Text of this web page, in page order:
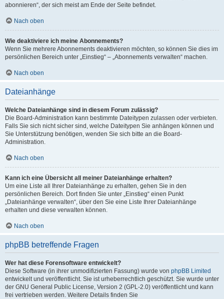
abonnieren“, der sich meist am Ende der Seite befindet.
Nach oben
Wie deaktiviere ich meine Abonnements?
Wenn Sie mehrere Abonnements deaktivieren möchten, so können Sie dies im
persönlichen Bereich unter „Einstieg“ – „Abonnements verwalten“ machen.
Nach oben
Dateianhänge
Welche Dateianhänge sind in diesem Forum zulässig?
Die Board-Administration kann bestimmte Dateitypen zulassen oder verbieten.
Falls Sie sich nicht sicher sind, welche Dateitypen Sie anhängen können und
Sie Unterstützung benötigen, wenden Sie sich bitte an die Board-
Administration.
Nach oben
Kann ich eine Übersicht all meiner Dateianhänge erhalten?
Um eine Liste all Ihrer Dateianhänge zu erhalten, gehen Sie in den
persönlichen Bereich. Dort finden Sie unter „Einstieg“ einen Punkt
„Dateianhänge verwalten“, über den Sie eine Liste Ihrer Dateianhänge
erhalten und diese verwalten können.
Nach oben
phpBB betreffende Fragen
Wer hat diese Forensoftware entwickelt?
Diese Software (in ihrer unmodifizierten Fassung) wurde von phpBB Limited
entwickelt und veröffentlicht. Sie ist urheberrechtlich geschützt. Sie wurde unter
der GNU General Public License, Version 2 (GPL-2.0) veröffentlicht und kann
frei vertrieben werden. Weitere Details finden Sie